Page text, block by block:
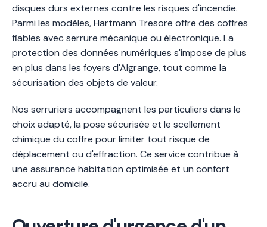
disques durs externes contre les risques d'incendie.
Parmi les modèles, Hartmann Tresore offre des coffres
fiables avec serrure mécanique ou électronique. La
protection des données numériques s'impose de plus
en plus dans les foyers d'Algrange, tout comme la
sécurisation des objets de valeur.
Nos serruriers accompagnent les particuliers dans le
choix adapté, la pose sécurisée et le scellement
chimique du coffre pour limiter tout risque de
déplacement ou d'effraction. Ce service contribue à
une assurance habitation optimisée et un confort
accru au domicile.